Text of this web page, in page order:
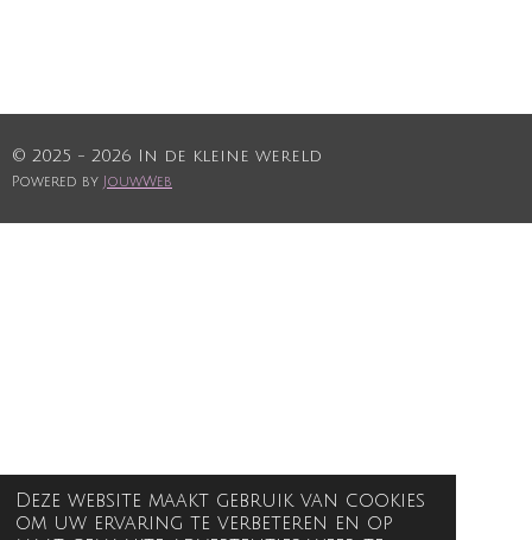
Deze website maakt gebruik van cookies
om uw ervaring te verbeteren en op
© 2025 - 2026 In de kleine wereld
Powered by JouwWeb